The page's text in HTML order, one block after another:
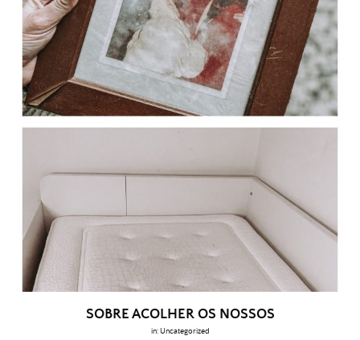
SOBRE ACOLHER OS NOSSOS
in: Uncategorized